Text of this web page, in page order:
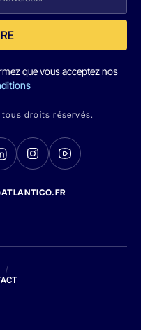
que vous acceptez nos
droits réservés.
/